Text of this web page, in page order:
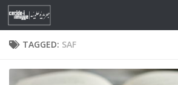
Skip to content
TAGGED: SAF